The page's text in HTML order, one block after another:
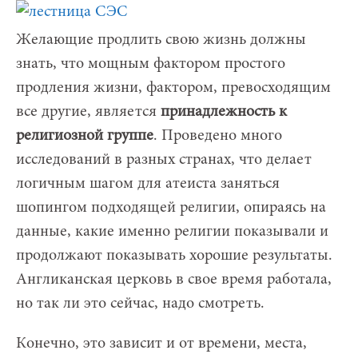
Желающие продлить свою жизнь должны
знать, что мощным фактором простого
продления жизни, фактором, превосходящим
все другие, является принадлежность к
религиозной группе. Проведено много
исследований в разных странах, что делает
логичным шагом для атеиста заняться
шопингом подходящей религии, опираясь на
данные, какие именно религии показывали и
продолжают показывать хорошие результаты.
Англиканская церковь в свое время работала,
но так ли это сейчас, надо смотреть.
Конечно, это зависит и от времени, места,